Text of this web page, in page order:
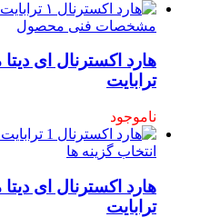
مشخصات فنی محصول
ترابایت
ناموجود
انتخاب گزینه ها
ترابایت